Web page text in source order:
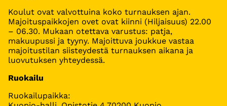
Koulut ovat valvottuina koko turnauksen ajan.
Majoituspaikkojen ovet ovat kiinni (Hiljaisuus) 22.00
– 06.30. Mukaan otettava varustus: patja,
makuupussi ja tyyny. Majoittuva joukkue vastaa
majoitustilan siisteydestä turnauksen aikana ja
luovutuksen yhteydessä.
Ruokailu
Ruokailupaikka: